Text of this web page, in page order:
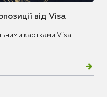
від Visa
картками Visa